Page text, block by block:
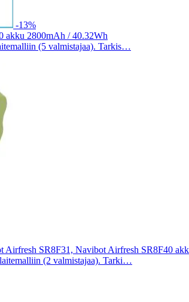
-13%
akku 2800mAh / 40.32Wh
(5 valmistajaa). Tarkis…
Airfresh SR8F31, Navibot Airfresh SR8F40
(2 valmistajaa). Tarki…